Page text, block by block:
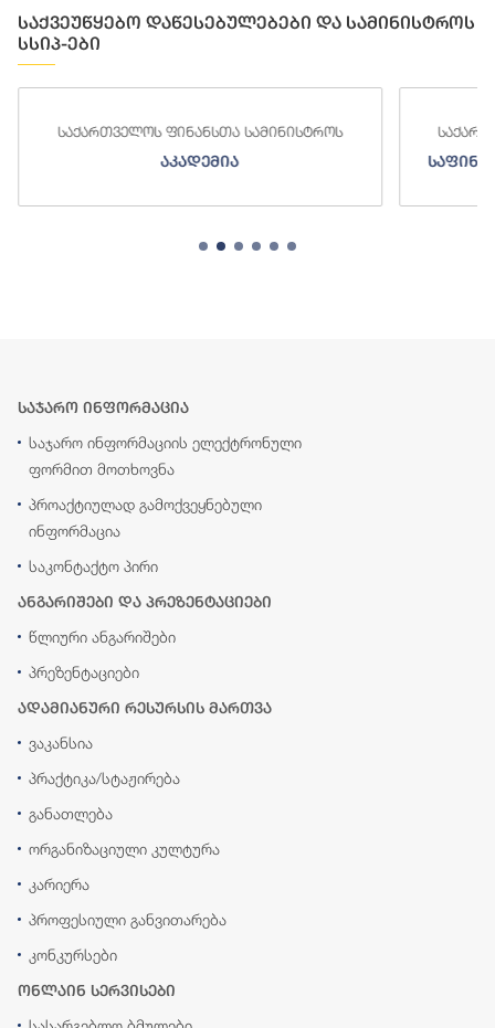
საქვეუწყებო დაწესებულებები და სამინისტროს
სსიპ-ები
საქართველოს ფინანსთა სამინისტროს
აკადემია
საჯარო ინფორმაცია
საჯარო ინფორმაციის ელექტრონული
ფორმით მოთხოვნა
პროაქტიულად გამოქვეყნებული
ინფორმაცია
საკონტაქტო პირი
ანგარიშები და პრეზენტაციები
წლიური ანგარიშები
პრეზენტაციები
ადამიანური რესურსის მართვა
ვაკანსია
პრაქტიკა/სტაჟირება
განათლება
ორგანიზაციული კულტურა
კარიერა
პროფესიული განვითარება
კონკურსები
ონლაინ სერვისები